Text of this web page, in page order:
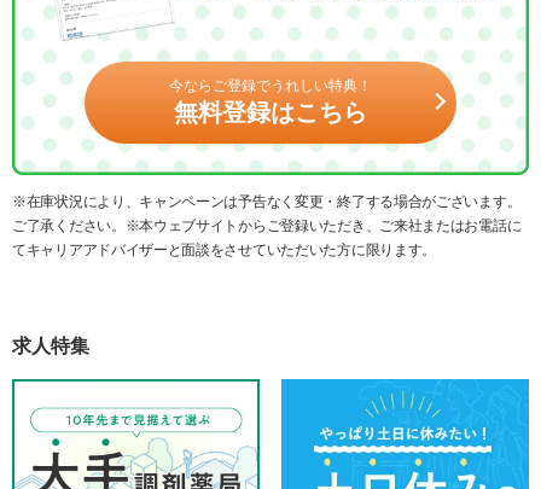
今ならご登録でうれしい特典！
無料登録はこちら
※在庫状況により、キャンペーンは予告なく変更・終了する場合がございます。
ご了承ください。※本ウェブサイトからご登録いただき、ご来社またはお電話に
てキャリアアドバイザーと面談をさせていただいた方に限ります。
求人特集